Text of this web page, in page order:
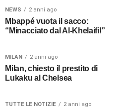
NEWS 2 anni ago
Mbappé vuota il sacco:
“Minacciato dal Al-Khelaifi!”
MILAN 2 anni ago
Milan, chiesto il prestito di
Lukaku al Chelsea
TUTTE LE NOTIZIE 2 anni ago